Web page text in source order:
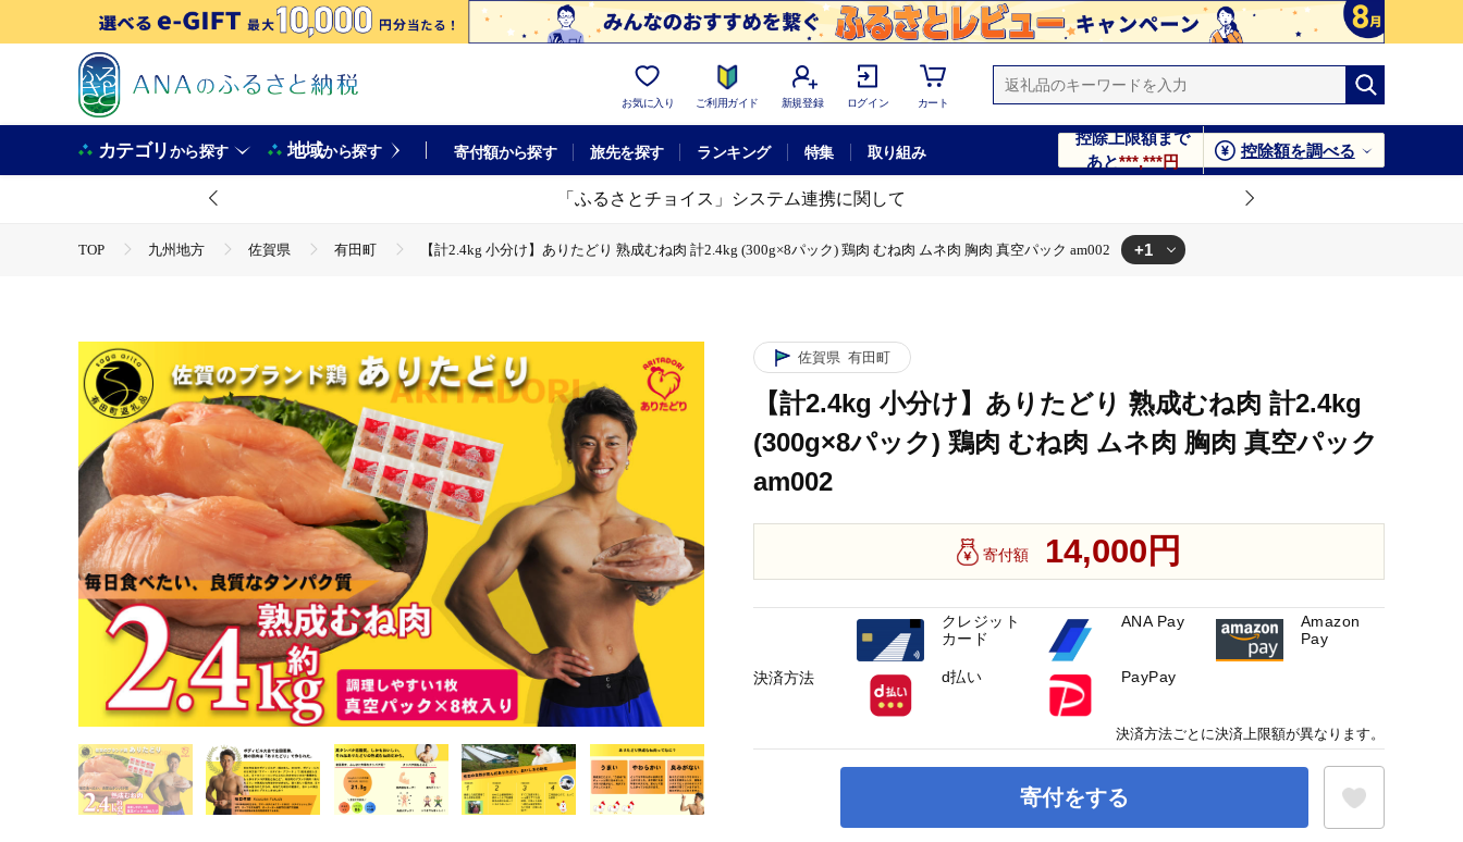
お気に入り ご利用ガイド 新規登録 ログイン カート
カテゴリから探す 地域から探す 寄付額から探す 旅先を探す ランキング 特集 取り組み
控除上限額まで
あと***,***円
控除額を調べる
「ふるさとチョイス」システム連携に関して
TOP 九州地方 佐賀県 有田町 【計2.4kg 小分け】ありたどり 熟成むね肉 計2.4kg (300g×8パック) 鶏肉 むね肉 ムネ肉 胸肉 真空パック am002 +1
佐賀県 有田町
【計2.4kg 小分け】ありたどり 熟成むね肉 計2.4kg
(300g×8パック) 鶏肉 むね肉 ムネ肉 胸肉 真空パック
am002
寄付額 14,000円
寄付をする
決済方法
クレジット
カード
ANA Pay
Amazon
Pay
d払い PayPay
決済方法ごとに決済上限額が異なります。